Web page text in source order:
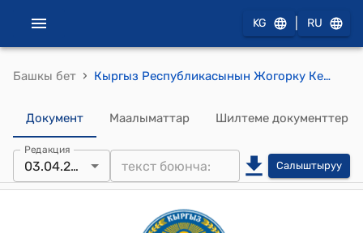
KG RU
Башкы бет › Кыргыз Республикасынын Жогорку Кеңешинин 2024-жылдын 3-апрелиндеги № 1960-VII ""2023-жылдын 12-декабрында Бишкек шаарында кол коюлган Кыргыз Республикасы менен Эл аралык өнүктүрүү ассоциациясынын ортосундагы Каржылоо жөнүндө макулдашууну (Кыргыз Республикасында абанын сапатын жакшыртуу долбоорун) ратификациялоо тууралуу" Кыргыз Республикасынын Мыйзамынын долбоорун экинчи окууда кабыл алуу жөнүндө" токтому
Документ Маалыматтар Шилтеме документтер
Редакция
03.04.2024 Салыштыруу